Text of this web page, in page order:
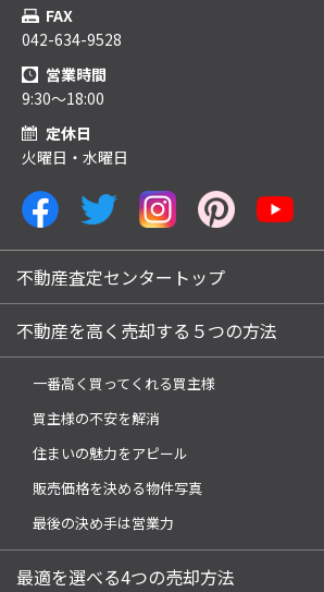
FAX
042-634-9528
営業時間
9:30～18:00
定休日
火曜日・水曜日
不動産査定センタートップ
不動産を高く売却する５つの方法
一番高く買ってくれる買主様
買主様の不安を解消
住まいの魅力をアピール
販売価格を決める物件写真
最後の決め手は営業力
最適を選べる4つの売却方法